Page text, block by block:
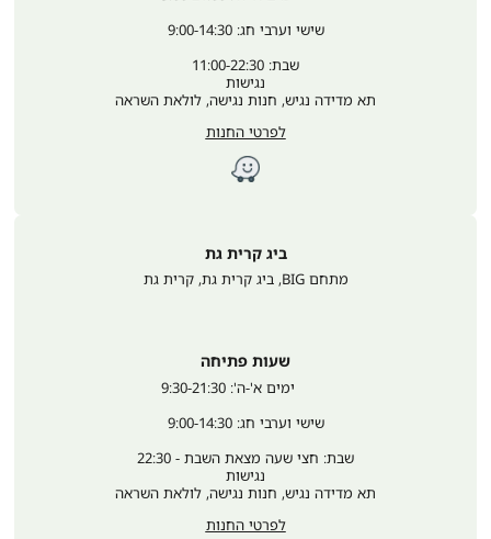
שישי וערבי חג: 9:00-14:30
שבת: 11:00-22:30
נגישות
תא מדידה נגיש, חנות נגישה, לולאת השראה
לפרטי החנות
ביג קרית גת
מתחם BIG, ביג קרית גת , קרית גת
שעות פתיחה
שישי וערבי חג: 9:00-14:30
שבת: חצי שעה מצאת השבת - 22:30
נגישות
תא מדידה נגיש, חנות נגישה, לולאת השראה
לפרטי החנות